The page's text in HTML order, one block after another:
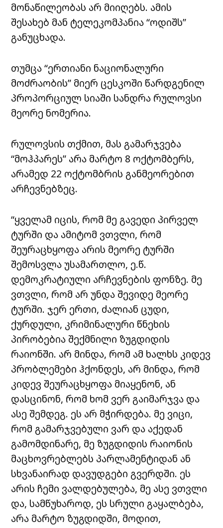
მონაწილეობას არ მიიღებს. ამის
შესახებ მან ტელეკომპანია “ოდიშს”
განუცხადა.
თუმცა “ერთიანი ნაციონალური
მოძრაობის” მიერ ცესკოში წარდგენილ
პროპორციულ სიაში სანდრა რულოვსი
მეორე ნომერია.
რულოვსის თქმით, მას გამარჯვება
“მოჰპარეს” არა მარტო 8 ოქტომბერს,
არამედ 22 ოქტომბრის განმეორებით
არჩევნებზეც.
“ყველამ იცის, რომ მე გავედი პირველ
ტურში და ამიტომ ვთვლი, რომ
შეურაცხყოფა არის მეორე ტურში
შემოსვლა უსამართლო, ე.წ.
დემოკრატიული არჩევნების ფონზე. მე
ვთვლი, რომ არ უნდა შევიდე მეორე
ტურში. ჯერ ერთი, ძალიან ცუდი,
ქურდული, კრიმინალური წნეხის
პირობებია შექმნილი ზუგდიდის
რაიონში. არ მინდა, რომ ამ ხალხს კიდევ
პრობლემები ჰქონდეს, არ მინდა, რომ
კიდევ შეურაცხყოფა მიაყენონ, ან
დასცინონ, რომ ხომ ვერ გაიმარჯვა და
ასე შემდეგ. ეს არ მჭირდება. მე ვიცი,
რომ გამარჯვებული ვარ და აქედან
გამომდინარე, მე ზუგდიდის რაიონის
მაცხოვრებლებს პარლამენტიდან ან
სხვანაირად დავუდგები გვერდში. ეს
არის ჩემი ვალდებულება, მე ასე ვთვლი
და, სამწუხაროდ, ეს სრული გაყალბება,
არა მარტო ზუგდიდში, მოდით,